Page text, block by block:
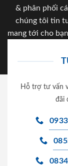
& phân phối
chúng tôi tin
mang tới cho
Hỗ trợ tư vấn
đãi